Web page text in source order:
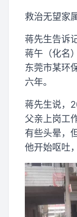
救治无望家
蒋先生告诉
蒋午（化名
东莞市某环
六年。
蒋先生说，
父亲上岗工
有些头晕，
他开始呕吐